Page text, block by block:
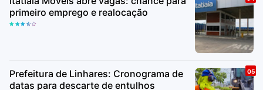
primeiro emprego e realocação
Prefeitura de Linhares: Cronograma de
datas para descarte de entulhos